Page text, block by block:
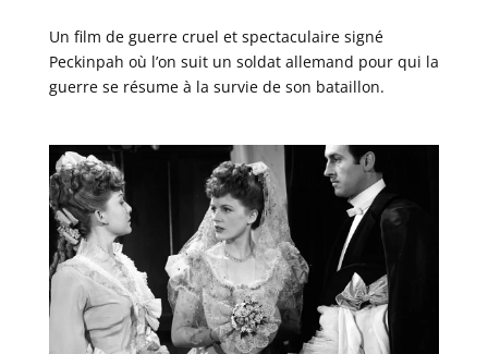
Un film de guerre cruel et spectaculaire signé
Peckinpah où l’on suit un soldat allemand pour qui la
guerre se résume à la survie de son bataillon.